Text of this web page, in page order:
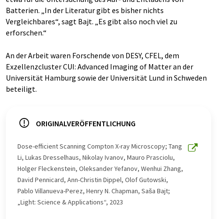
Batterien. „In der Literatur gibt es bisher nichts
Vergleichbares“, sagt Bajt. „Es gibt also noch viel zu
erforschen.“
An der Arbeit waren Forschende von DESY, CFEL, dem
Exzellenzcluster CUI: Advanced Imaging of Matter an der
Universität Hamburg sowie der Universität Lund in Schweden
beteiligt.
ORIGINALVERÖFFENTLICHUNG
Dose-efficient Scanning Compton X-ray Microscopy; Tang
Li, Lukas Dresselhaus, Nikolay Ivanov, Mauro Prasciolu,
Holger Fleckenstein, Oleksander Yefanov, Wenhui Zhang,
David Pennicard, Ann-Christin Dippel, Olof Gutowski,
Pablo Villanueva-Perez, Henry N. Chapman, Saša Bajt;
„Light: Science & Applications“, 2023